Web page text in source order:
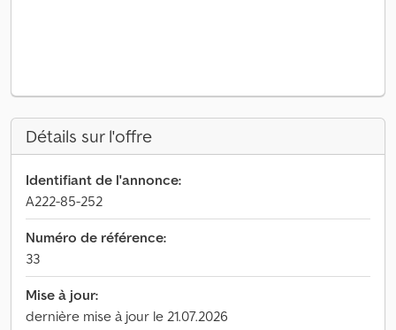
Détails sur l'offre
Identifiant de l'annonce:
A222-85-252
Numéro de référence:
33
Mise à jour:
dernière mise à jour le 21.07.2026